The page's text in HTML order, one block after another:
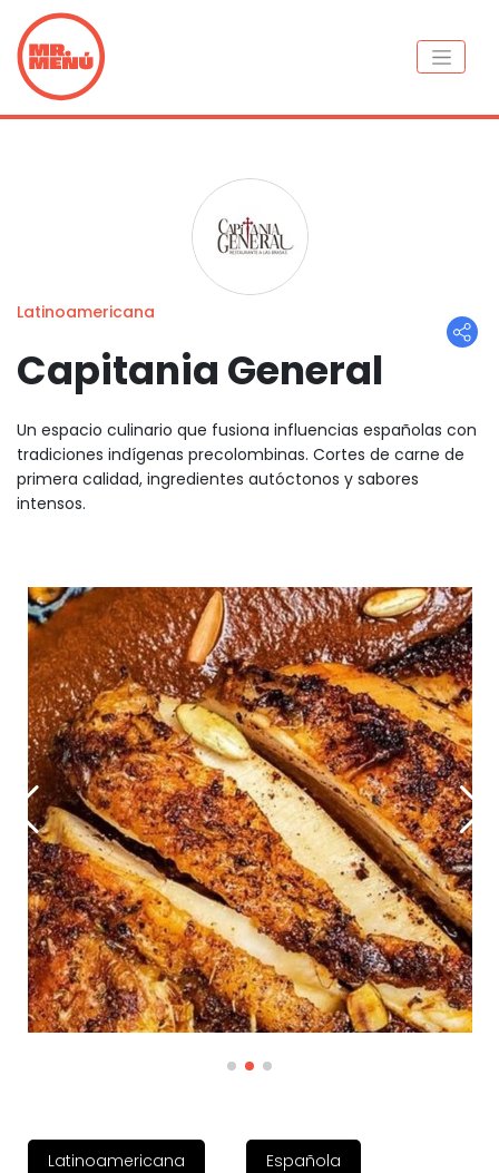
Latinoamericana
Capitania General
Un espacio culinario que fusiona influencias españolas con
tradiciones indígenas precolombinas. Cortes de carne de
primera calidad, ingredientes autóctonos y sabores
intensos.
Latinoamericana Española